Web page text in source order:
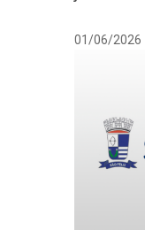
01/06/2026